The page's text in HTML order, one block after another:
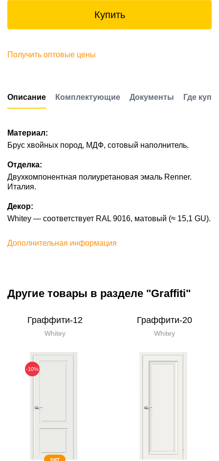
Купить
Получить оптовые цены
Описание Комплектующие Документы Где
Материал:
Брус хвойных пород, МДФ, сотовый наполнитель.
Отделка:
Двухкомпонентная полиуретановая эмаль Renner.
Италия.
Декор:
Whitey — соответствует RAL 9016, матовый (≈ 15,1 GU).
Дополнительная информация
Другие товары в разделе "Graffiti"
Граффити-12
Whitey
-10%
ХИТ
Граффити-20
Whitey